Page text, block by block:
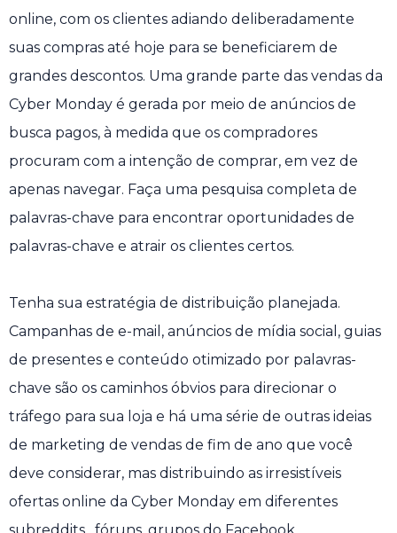
online, com os clientes adiando deliberadamente
suas compras até hoje para se beneficiarem de
grandes descontos. Uma grande parte das vendas da
Cyber ​​Monday é gerada por meio de anúncios de
busca pagos, à medida que os compradores
procuram com a intenção de comprar, em vez de
apenas navegar. Faça uma pesquisa completa de
palavras-chave para encontrar oportunidades de
palavras-chave e atrair os clientes certos.
Tenha sua estratégia de distribuição planejada.
Campanhas de e-mail, anúncios de mídia social, guias
de presentes e conteúdo otimizado por palavras-
chave são os caminhos óbvios para direcionar o
tráfego para sua loja e há uma série de outras ideias
de marketing de vendas de fim de ano que você
deve considerar, mas distribuindo as irresistíveis
ofertas online da Cyber ​​Monday em diferentes
subreddits , fóruns, grupos do Facebook,